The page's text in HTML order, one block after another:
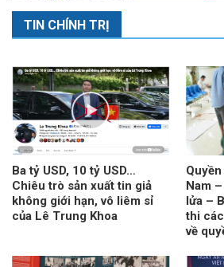
TIN CHÍNH TRỊ
Ba tỷ USD, 10 tỷ USD…
Chiêu trò sản xuất tin giả
không giới hạn, vô liêm sỉ
của Lê Trung Khoa
Nam
lửa –
thi
về